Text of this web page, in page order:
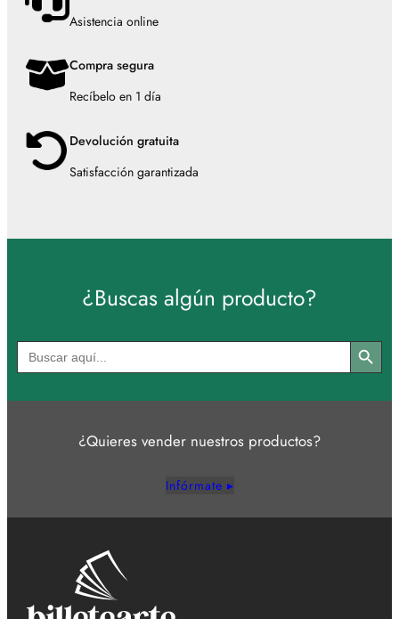
Asistencia online
Compra segura
Recíbelo en 1 día
Devolución gratuita
Satisfacción garantizada
¿Buscas algún producto?
Buscar: Botón de búsqueda
¿Quieres vender nuestros productos?
Infórmate ▸